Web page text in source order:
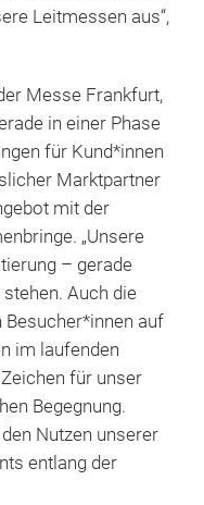
Leitmessen aus“,
Messe Frankfurt,
in einer Phase
für Kund*innen
Marktpartner
mit der
„Unsere
– gerade
Auch die
auf
im laufenden
für unser
Begegnung.
Nutzen unserer
entlang der